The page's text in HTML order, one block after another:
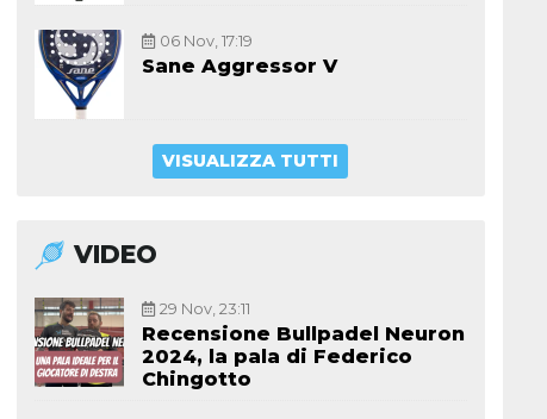
06 Nov, 17:19
Sane Aggressor V
VISUALIZZA TUTTI
VIDEO
29 Nov, 23:11
Recensione Bullpadel Neuron
2024, la pala di Federico
Chingotto